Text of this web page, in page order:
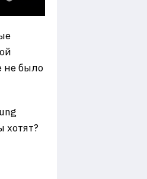
не было
хотят?